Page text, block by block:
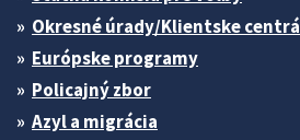
Okresné úrady/Klientske centrá
Európske programy
Policajný zbor
Azyl a migrácia